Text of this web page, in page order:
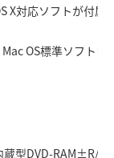
X対応ソフトが付属
OS標準ソフト
型DVD-RAM±R/